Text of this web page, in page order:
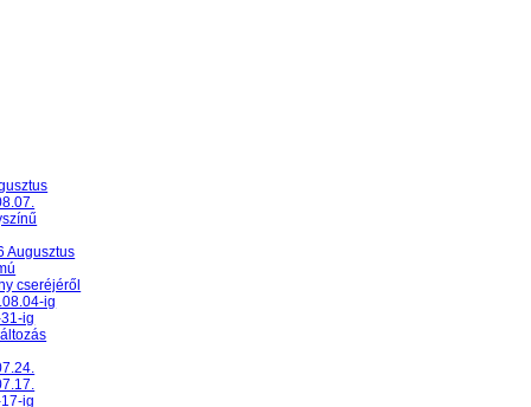
Augusztus
cseréjéről
ig
ig
ig